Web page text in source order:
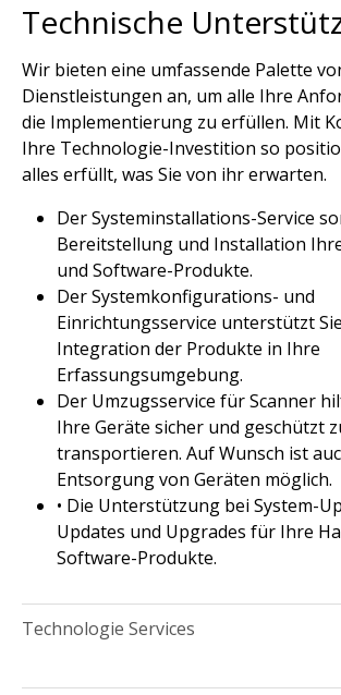
Technische
Wir bieten eine umfassende Palette
Dienstleistungen an, um alle Ihre
die Implementierung zu erfüllen. Mit
Ihre Technologie-Investition so
alles erfüllt, was Sie von ihr erwarten.
Der Systeminstallations-Service
Bereitstellung und Installation
und Software-Produkte.
Der Systemkonfigurations- und
Einrichtungsservice unterstützt
Integration der Produkte in Ihre
Erfassungsumgebung.
Der Umzugsservice für Scanner
Ihre Geräte sicher und geschützt
transportieren. Auf Wunsch ist
Entsorgung von Geräten möglich.
• Die Unterstützung bei System-
Updates und Upgrades für Ihre
Software-Produkte.
Technologie Services